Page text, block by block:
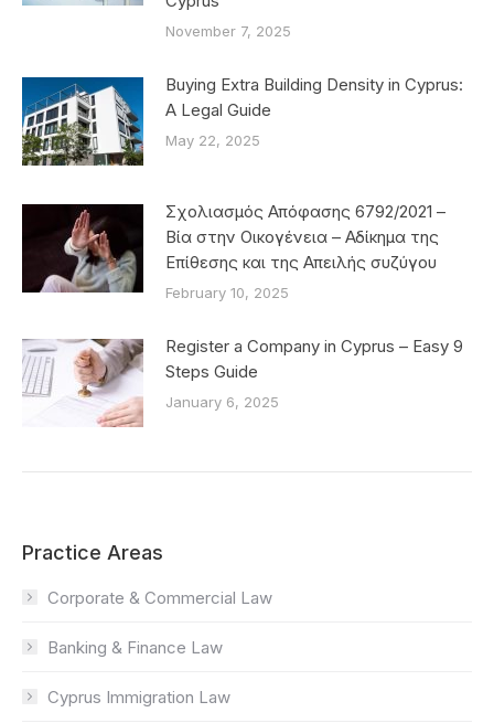
November 7, 2025
Buying Extra Building Density in Cyprus:
A Legal Guide
May 22, 2025
Σχολιασμός Απόφασης 6792/2021 –
Βία στην Οικογένεια – Αδίκημα της
Επίθεσης και της Απειλής συζύγου
February 10, 2025
Register a Company in Cyprus – Easy 9
Steps Guide
January 6, 2025
Practice Areas
Corporate & Commercial Law
Banking & Finance Law
Cyprus Immigration Law